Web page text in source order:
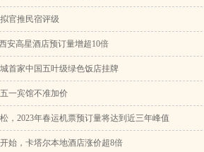
官推民宿评级
安高星酒店预订量增超10倍
首家中国五叶级绿色饭店挂牌
一宾馆不准加价
，2023年春运机票预订量将达到近三年峰值
始，卡塔尔本地酒店涨价超8倍